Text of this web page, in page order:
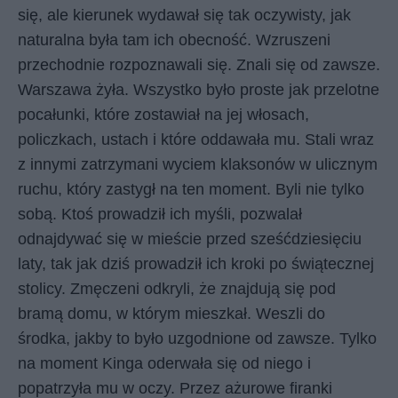
się, ale kierunek wydawał się tak oczywisty, jak
naturalna była tam ich obecność. Wzruszeni
przechodnie rozpoznawali się. Znali się od zawsze.
Warszawa żyła. Wszystko było proste jak przelotne
pocałunki, które zostawiał na jej włosach,
policzkach, ustach i które oddawała mu. Stali wraz
z innymi zatrzymani wyciem klaksonów w ulicznym
ruchu, który zastygł na ten moment. Byli nie tylko
sobą. Ktoś prowadził ich myśli, pozwalał
odnajdywać się w mieście przed sześćdziesięciu
laty, tak jak dziś prowadził ich kroki po świątecznej
stolicy. Zmęczeni odkryli, że znajdują się pod
bramą domu, w którym mieszkał. Weszli do
środka, jakby to było uzgodnione od zawsze. Tylko
na moment Kinga oderwała się od niego i
popatrzyła mu w oczy. Przez ażurowe firanki